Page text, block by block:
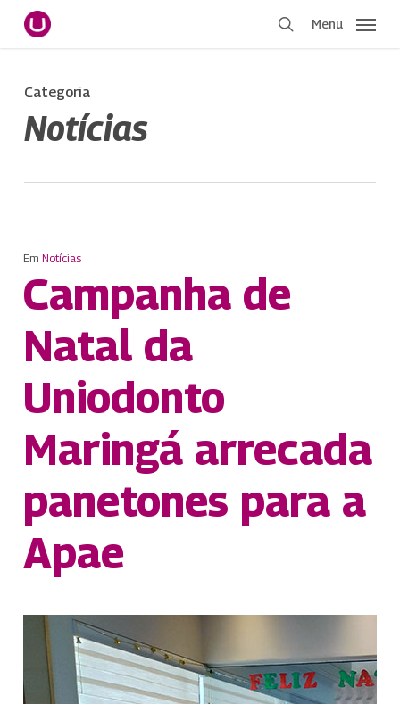
Pular
para
principal
Menu
Categoria
Notícias
Em Notícias
Campanha de
Natal da
Uniodonto
Maringá arrecada
panetones para a
Apae